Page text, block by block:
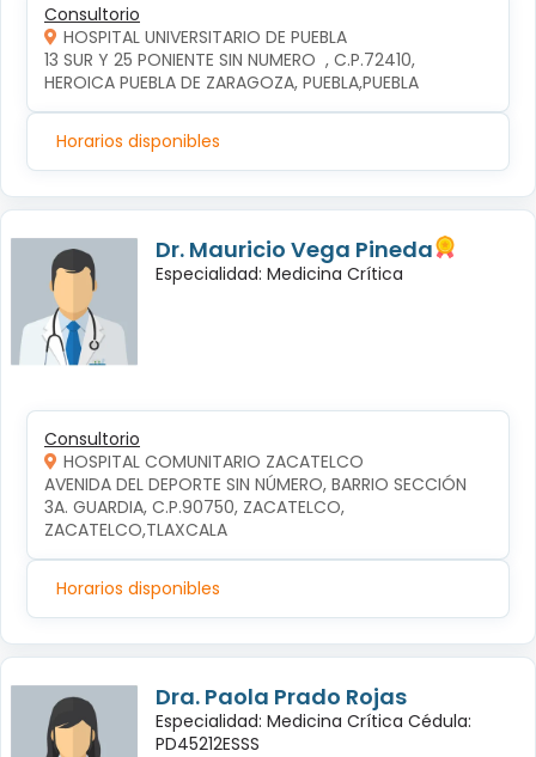
Consultorio
HOSPITAL UNIVERSITARIO DE PUEBLA
13 SUR Y 25 PONIENTE SIN NUMERO  , C.P.72410,
HEROICA PUEBLA DE ZARAGOZA, PUEBLA,PUEBLA
Horarios disponibles
Dr. Mauricio Vega Pineda
Especialidad: Medicina Crítica
Consultorio
HOSPITAL COMUNITARIO ZACATELCO
AVENIDA DEL DEPORTE SIN NÚMERO, BARRIO SECCIÓN
3A. GUARDIA, C.P.90750, ZACATELCO,
ZACATELCO,TLAXCALA
Horarios disponibles
Dra. Paola Prado Rojas
Especialidad: Medicina Crítica Cédula:
PD45212ESSS